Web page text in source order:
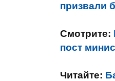
призвали
Смотрите:
пост
Читайте: